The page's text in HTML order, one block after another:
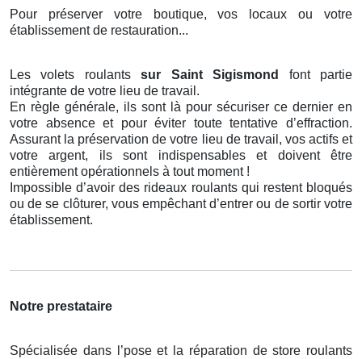
Pour préserver votre boutique, vos locaux ou votre
établissement de restauration...
Les volets roulantssur Saint Sigismond font partie
intégrante de votre lieu de travail.
En règle générale, ils sont là pour sécuriser ce dernier en
votre absence et pour éviter toute tentative d’effraction.
Assurant la préservation de votre lieu de travail, vos actifs et
votre argent, ils sont indispensables et doivent être
entièrement opérationnels à tout moment !
Impossible d’avoir des rideaux roulants qui restent bloqués
ou de se clôturer, vous empêchant d’entrer ou de sortir votre
établissement.
Notre prestataire
Spécialisée dans l’pose et la réparation de store roulants